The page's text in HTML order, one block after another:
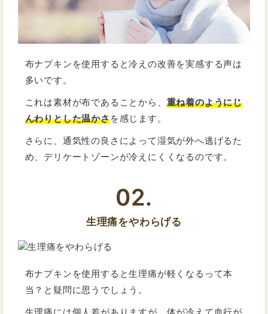
布ナプキンを使用すると冷えの改善を実感する声は
多いです。
これは素材が布であることから、 重ね着のようにじ
んわりとした温かさを感じます。
さらに、通気性の良さによって湿気が外へ逃げるた
め、デリケートゾーンが冷えにくくなるのです。
02.
生理痛をやわらげる
布ナプキンを使用すると生理痛が軽くなるって本
当？と疑問に思うでしょう。